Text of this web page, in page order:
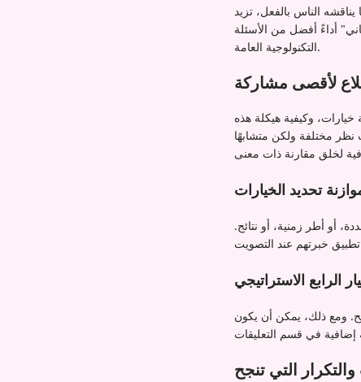
يناقشه الناس بالفعل، تزيد
أداءً أفضل من الأسئلة
التكنولوجية العامة.
لأقصى مشاركة
وكيفية هيكلة هذه
مختلفة ولكن متشابهًا
تحديد الخيارات
أو أطر زمنية، أو نتائج.
الرابع الاستراتيجي
ومع ذلك، يمكن أن يكون
التي تنجح